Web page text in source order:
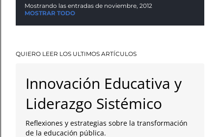
t
Mostrando las entradas de noviembre, 2012
MOSTRAR TODO
QUIERO LEER LOS ULTIMOS ARTÍCULOS
Innovación Educativa y
Liderazgo Sistémico
Reflexiones y estrategias sobre la transformación
de la educación pública.